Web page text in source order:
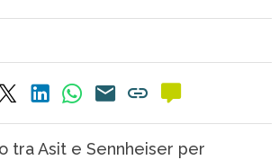
tra Asit e Sennheiser per